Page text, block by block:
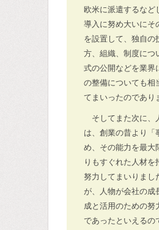
欧米に派遣するなど
導入に努め大いにそ
を設置して、独自の
方、組織、制度につ
式の公開などを業界
の整備についても相
てまいったのであり
そしてまた次に、
は、創業の昔より「
め、その能力を最大
りもすぐれた人材
努力してまいりまし
が、人物が会社の成
成と活用のための努
であったといえるの